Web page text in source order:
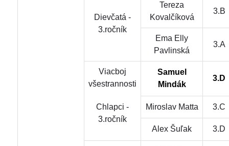
Dievčatá -
3.ročník
Tereza
Kovalčíková
3.B
Ema Elly
Pavlinská
3.A
Viacboj
všestrannosti
Chlapci -
3.ročník
Samuel
Mindák
3.D
Miroslav Matta 3.C
Alex Šuľak 3.D